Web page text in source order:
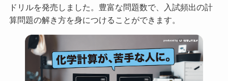
ドリルを発売しました。豊富な問題数で、入試頻出の計
算問題の解き方を身につけることができます。